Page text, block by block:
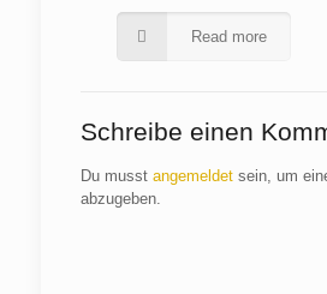
Read more
Schreibe einen
Du musst angemeldetsein, um
abzugeben.